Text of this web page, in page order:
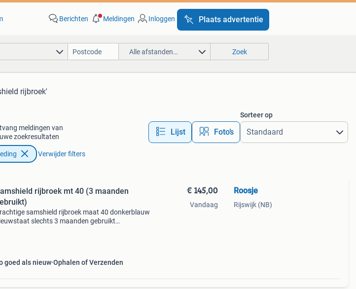
Berichten Meldingen Inloggen Plaats advertentie
Alle afstanden… Zoek
rijbroek'
meldingen van
zoekresultaten
Lijst Foto’s
Sorteer op
Verwijder filters
rijbroek mt 40 (3 maanden
samshield rijbroek maat 40 donkerblauw
slechts 3 maanden gebruikt
goed als nieuw Ophalen of Verzenden
€ 145,00
Vandaag
Roosje
Rijswijk (NB)